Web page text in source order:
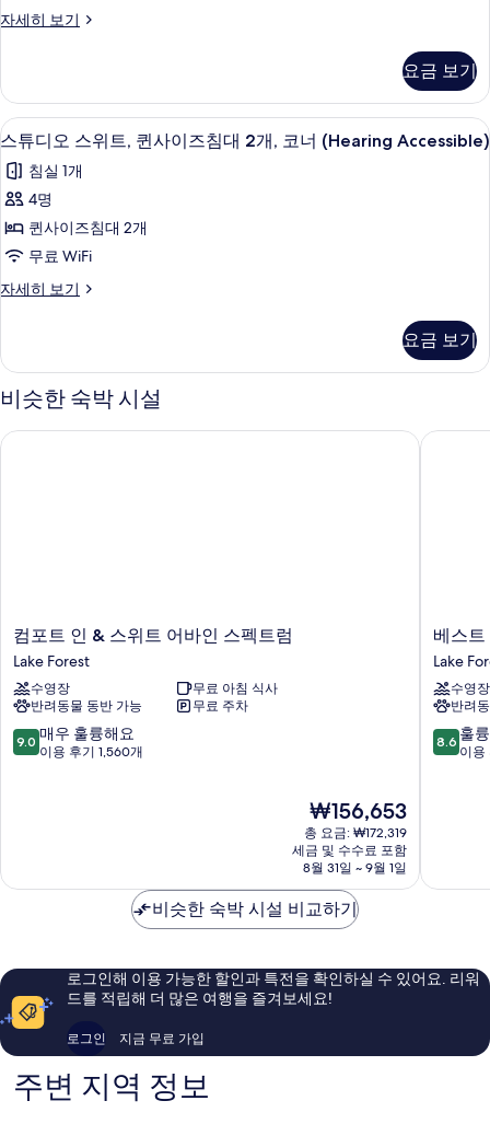
(Mobility
사
진
모
두
보
기
개
자
세
히
보
기
트,
사
이
즈
침
대
2
개
(Hearing
진
모
보
자세히 보기
스
스
위
트,
사
이
침
대
개
세
히
기
요금 보기
스
튜
디
오
스
트,
사
이
즈
침
Accessible)
사
진
모
두
책상, 노트북 작업 공간, 다리미/다리
5
스튜디오 스위트, 퀸사이즈침대 2개, 코너 (Hearing Accessible)
침실 1개
4명
퀸사이즈침대 2개
무료 WiFi
자세히 보기
스
스
위
트,
사
Accessible)
히
요금 보기
비슷한 숙박 시설
컴
포
트
인
&
스
위
트
컴포트 인 & 스위트 어바인 스펙트럼
Lake Forest
수영장
무료 아침 식사
반려동물 동반 가능
무료 주차
10
점
우
요,
용
후
개
9.0 매우 훌륭해요
이용 후기 1,560개
현
재
요
금
₩156,653
₩156,653
총 요금: ₩172,319
세금 및 수수료 포함
8월 31일 ~ 9월 1일
컴포트 인 & 스위트 어바인 스펙트럼
베
스
트
웨
스
턴
플
펙
텔
Lake
베스
Lake
수영장
반려
10
점
륭
용
후
8.6 훌
이용
베스트
비슷한 숙박 시설 비교하기
로그인해 이용 가능한 할인과 특전을 확인하실 수 있어요. 리워
드를 적립해 더 많은 여행을 즐겨보세요!
로그인 지금 무료 가입
주변 지역 정보